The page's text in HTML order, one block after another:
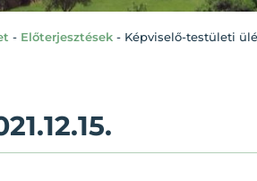
- Előterjesztések - Képviselő-testületi ülés